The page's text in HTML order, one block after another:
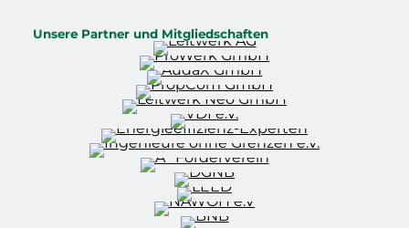
Unsere Partner und Mitgliedschaften